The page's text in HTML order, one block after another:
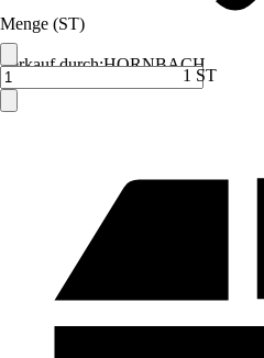
Verkauf durch:HORNBACH
Menge (ST)
1 ST